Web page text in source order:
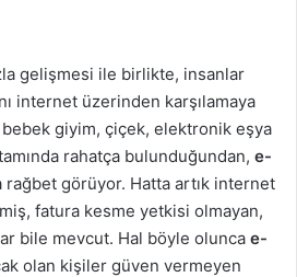
gelişmesi ile birlikte, insanlar
internet üzerinden karşılamaya
bebek giyim, çiçek, elektronik eşya
rahatça bulunduğundan, e-
rağbet görüyor. Hatta artık internet
fatura kesme yetkisi olmayan,
bile mevcut. Hal böyle olunca e-
olan kişiler güven vermeyen